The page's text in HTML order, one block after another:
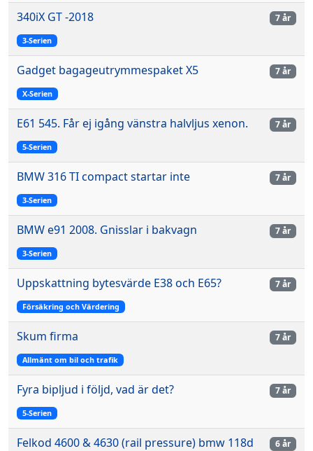
340iX GT -2018
3-Serien
7 år
Gadget bagageutrymmespaket X5
X-Serien
7 år
E61 545. Får ej igång vänstra halvljus xenon.
5-Serien
7 år
BMW 316 TI compact startar inte
3-Serien
7 år
BMW e91 2008. Gnisslar i bakvagn
3-Serien
7 år
Uppskattning bytesvärde E38 och E65?
Försäkring och Värdering
7 år
Skum firma
Allmänt om bil och trafik
7 år
Fyra bipljud i följd, vad är det?
5-Serien
7 år
Felkod 4600 & 4630 (rail pressure) bmw 118d 6 år